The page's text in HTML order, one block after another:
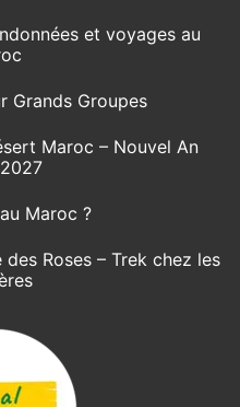
et voyages au
Grands Groupes
Maroc – Nouvel An
Maroc ?
Roses – Trek chez les